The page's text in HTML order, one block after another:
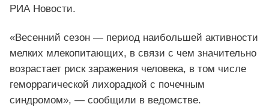
РИА Новости.
«Весенний сезон — период наибольшей активности
мелких млекопитающих, в связи с чем значительно
возрастает риск заражения человека, в том числе
геморрагической лихорадкой с почечным
синдромом», — сообщили в ведомстве.